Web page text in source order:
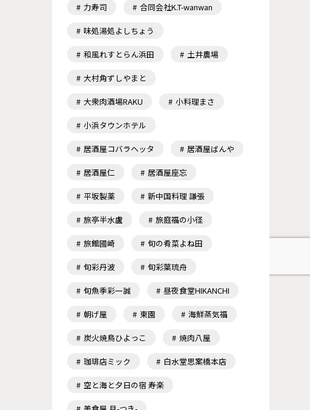
力寿司 合同会社K.T-wanwan
味処湯処よしちょう
和風れすとらん浜田 土井農場
大村角ずしやまと
大衆肉酒場RAKU 小料理まさ
小浜タウンホテル
居酒屋コバラヘッタ 居酒屋ばんや
居酒屋仁 居酒屋座忘
平坂製薬 新中国料理 謙張
旅亭半水盧 旅庭福の小径
旅館國崎 旬の肴菜よね田
旬彩丹波 旬彩葉琉舟
旬魚季彩一誠 昼夜食堂HIKANCHI
朝げ屋 東園 海鮮蒸気福
炭火焼鳥ひよっこ 焼肉八屋
珈琲店ミック 白水堂思案橋本店
空と海と夕日の宿 寿楽